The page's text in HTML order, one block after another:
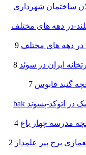
ساختمان شهرداری
در دهه های مختلف
در دهه های مختلف 9
ایران در سوئد 8
گنبد قابوس 7
فعال یا غیر فعال کردن ذخیره اتوماتیک در اتوکد-پسوند bak
مدرسه چهار باغ 4
برج پیر علمدار 2